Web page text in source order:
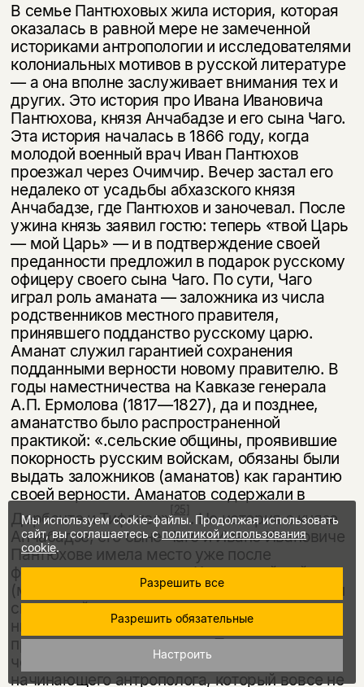
В семье Пантюховых жила история, которая
оказалась в равной мере не за­меченной
историками антропологии и исследователями
колониальных мо­тивов в русской литературе
— а она вполне заслуживает внимания тех и
дру­гих. Это история про Ивана Ивановича
Пантюхова, князя Анчабадзе и его сына Чаго.
Эта история началась в 1866 году, когда
молодой военный врач Иван Пантюхов
проезжал через Очимчир. Вечер застал его
недалеко от усадьбы абхазского князя
Анчабадзе, где Пантюхов и заночевал. После
ужина князь заявил гостю: теперь «твой Царь
— мой Царь» — и в подтверждение своей
преданности предложил в подарок русскому
офицеру своего сына Чаго. По сути, Чаго
играл роль аманата — заложника из числа
родственников мест­ного правителя,
принявшего подданство русскому царю.
Аманат служил га­рантией сохранения
подданными верности новому правителю. В
годы на­местничества на Кавказе генерала
А.П. Ермолова (1817—1827), да и позднее,
аманатство было распространенной
практикой: «.сельские общины, про­явившие
покорность русским войскам, обязаны были
выдать заложников (аманатов) как гарантию
своей верности. Аманатов содержали в
Дербенте и Тифлисе»[25]. Но история о князе
Анчабадзе, его сыне Чаго и Иване Ивановиче
Пантюхове имела место уже после
формального окончания Кавказской войны
(май 1865 года), а сам институт аманатства и
связанный с ним ритуал не содержал
никакого символического, а тем более
практического смысла для Пантюхова —
человека современных взглядов, врача и
начинающего антро­полога, который вовсе не
Мы используем cookie-файлы. Продолжая использовать
сайт, вы соглашаетесь сполитикой использования
cookie.
Разрешить все
Разрешить обязательные
Настроить